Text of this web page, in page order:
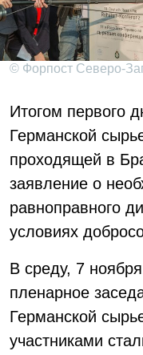
© Форпост Северо-
Итогом первого
Германской
проходящей в
заявление о
равноправного
условиях
В среду, 7
пленарное
Германской
участниками